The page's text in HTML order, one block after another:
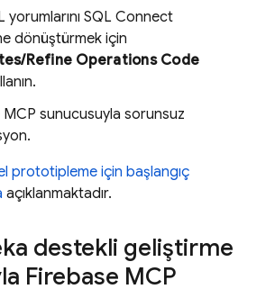
SQL Connect
dönüştürmek için
Refine Operations Code
MCP sunucusuyla sorunsuz
prototipleme için başlangıç
açıklanmaktadır.
destekli geliştirme
Firebase MCP